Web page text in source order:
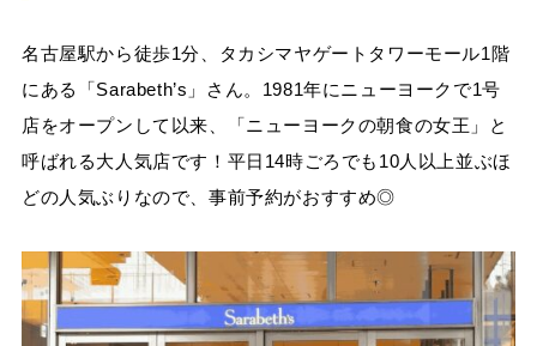
名古屋駅から徒歩1分、タカシマヤゲートタワーモール1階
にある「Sarabeth’s」さん。1981年にニューヨークで1号
店をオープンして以来、「ニューヨークの朝食の女王」と
呼ばれる大人気店です！平日14時ごろでも10人以上並ぶほ
どの人気ぶりなので、事前予約がおすすめ◎